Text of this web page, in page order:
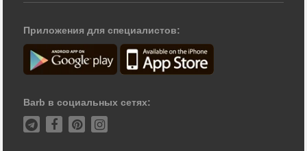
Приложения для специалистов:
Barb в социальных сетях: